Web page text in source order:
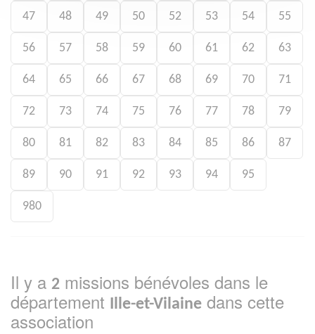
47 48 49 50 52 53 54 55
56 57 58 59 60 61 62 63
64 65 66 67 68 69 70 71
72 73 74 75 76 77 78 79
80 81 82 83 84 85 86 87
89 90 91 92 93 94 95
980
Il y a 2 missions bénévoles dans le
département Ille-et-Vilaine dans cette
association